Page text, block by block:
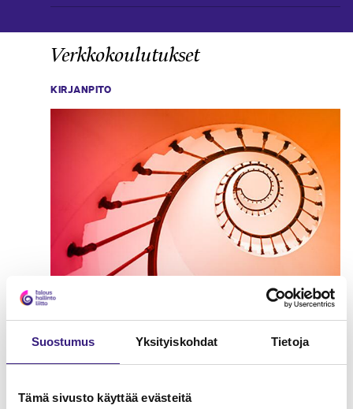
Suostumus Yksityiskohdat Tietoja
Tämä sivusto käyttää evästeitä
Verkkokoulutukset
KIRJANPITO
Hankintameno kirjanpidossa ja
verotuksessa